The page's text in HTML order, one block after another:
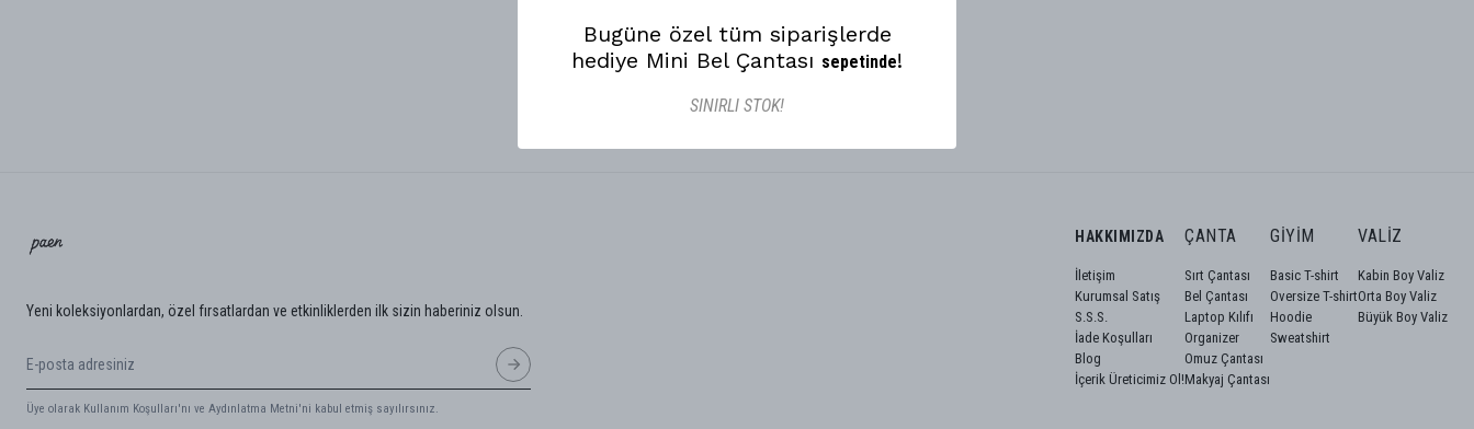
Yeni koleksiyonlardan, özel fırsatlardan ve etkinliklerden ilk sizin haberiniz olsun.
Üye olarak Kullanım Koşulları'nı ve Aydınlatma Metni'ni kabul etmiş sayılırsınız.
HAKKIMIZDA
İletişim
Kurumsal Satış
S.S.S.
İade Koşulları
Blog
İçerik Üreticimiz Ol!
ÇANTA
Sırt Çantası
Bel Çantası
Laptop Kılıfı
Organizer
Omuz Çantası
Makyaj Çantası
GIYIM
Basic T-shirt
Oversize T-shirt
Hoodie
Sweatshirt
VALIZ
Kabin Boy Valiz
Orta Boy Valiz
Büyük Boy Valiz
Bugüne özel tüm siparişlerde
hediye Mini Bel Çantası sepetinde!
SINIRLI STOK!